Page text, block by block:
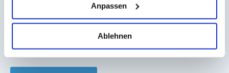
Anpassen
Ablehnen
Kohorten mit jeweils 8 Teilnehmer:innen.
Für regelmäßige Updates von der Data School
melde Dich bitte hier an.